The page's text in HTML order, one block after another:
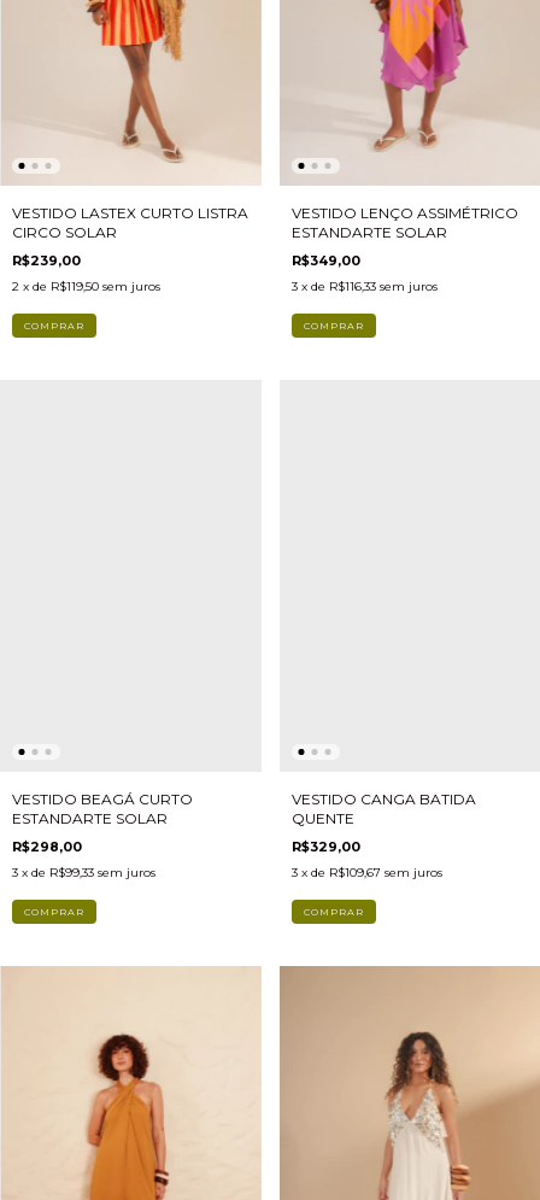
VESTIDO LASTEX CURTO LISTRA
CIRCO SOLAR
R$239,00
2 x de R$119,50 sem juros
COMPRAR
VESTIDO LENÇO ASSIMÉTRICO
ESTANDARTE SOLAR
R$349,00
3 x de R$116,33 sem juros
COMPRAR
VESTIDO BEAGÁ CURTO
ESTANDARTE SOLAR
R$298,00
3 x de R$99,33 sem juros
COMPRAR
VESTIDO CANGA BATIDA
QUENTE
R$329,00
3 x de R$109,67 sem juros
COMPRAR